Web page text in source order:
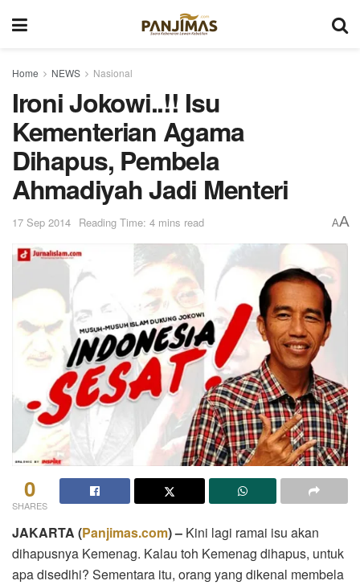
Home NEWS Nasional
Ironi Jokowi..!! Isu
Kementerian Agama
Dihapus, Pembela
Ahmadiyah Jadi Menteri
17 Sep 2014 Reading Time: 4 mins read AA
0
SHARES
JAKARTA (Panjimas.com) – Kini lagi ramai isu akan
dihapusnya Kemenag. Kalau toh Kemenag dihapus, untuk
apa disedihi? Sementara itu, orang yang dikenal membela